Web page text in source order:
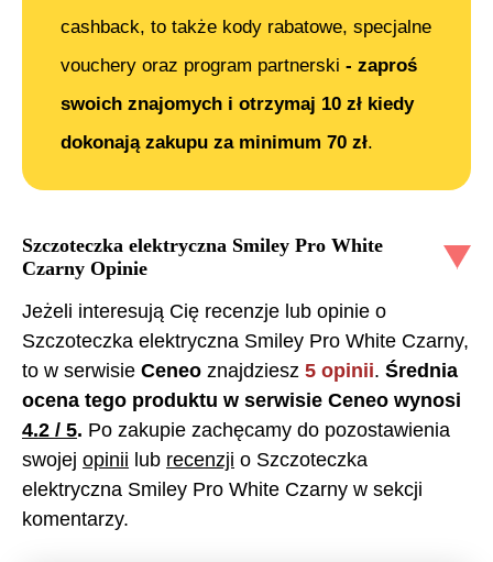
cashback, to także kody rabatowe, specjalne
vouchery oraz program partnerski - zaproś
swoich znajomych i otrzymaj 10 zł kiedy
dokonają zakupu za minimum 70 zł.
Szczoteczka elektryczna Smiley Pro White
Czarny Opinie
Jeżeli interesują Cię recenzje lub opinie o
Szczoteczka elektryczna Smiley Pro White Czarny,
to w serwisie Ceneo znajdziesz 5 opinii. Średnia
ocena tego produktu w serwisie Ceneo wynosi
4.2 / 5. Po zakupie zachęcamy do pozostawienia
swojej opinii lub recenzji o Szczoteczka
elektryczna Smiley Pro White Czarny w sekcji
komentarzy.